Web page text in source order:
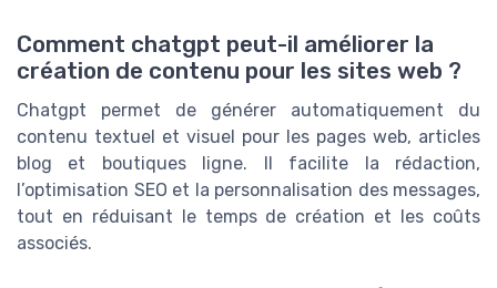
Comment chatgpt peut-il améliorer la
création de contenu pour les sites web ?
Chatgpt permet de générer automatiquement du
contenu textuel et visuel pour les pages web, articles
blog et boutiques ligne. Il facilite la rédaction,
l’optimisation SEO et la personnalisation des messages,
tout en réduisant le temps de création et les coûts
associés.